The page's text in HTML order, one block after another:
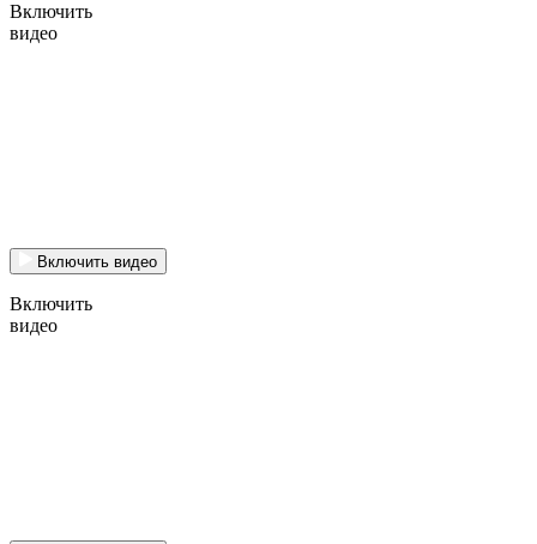
Включить
видео
Включить видео
Включить
видео